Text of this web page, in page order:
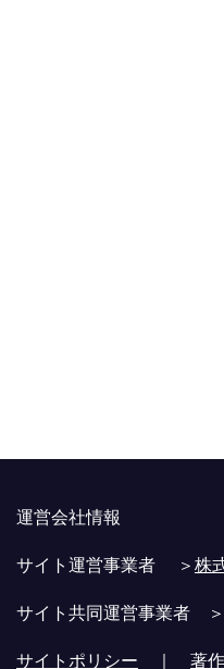
運営会社情報
サイト運営事業者 ＞株
サイト共同運営事業者 ＞
サイトポリシー ｜ 著